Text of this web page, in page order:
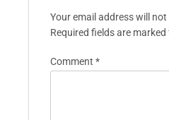
Your email address will
Required fields are marked
Comment *